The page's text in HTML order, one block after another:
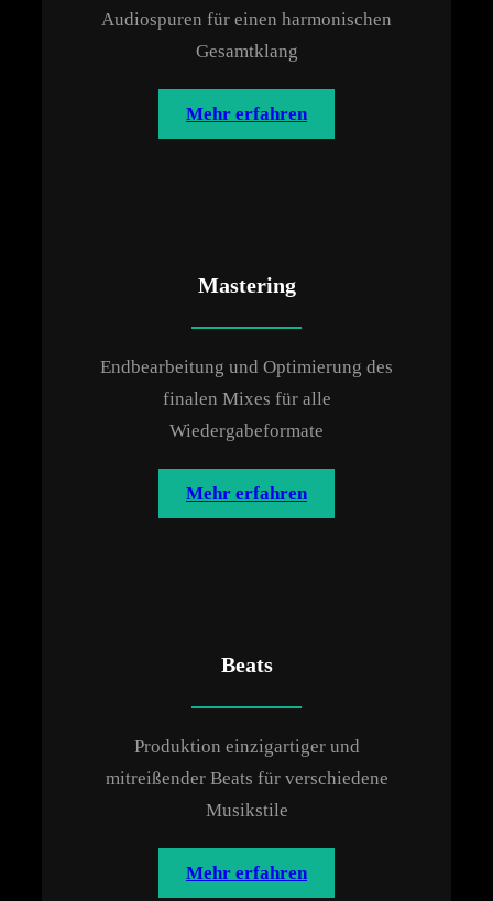
Audiospuren für einen harmonischen
Gesamtklang
Mehr erfahren
Mastering
Endbearbeitung und Optimierung des
finalen Mixes für alle
Wiedergabeformate
Mehr erfahren
Beats
Produktion einzigartiger und
mitreißender Beats für verschiedene
Musikstile
Mehr erfahren